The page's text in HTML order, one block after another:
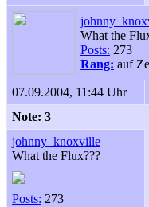
What the
Posts: 273
Rang: auf
07.09.2004, 11:44 Uhr
Note: 3
johnny_knoxville
What the Flux???
Posts: 273